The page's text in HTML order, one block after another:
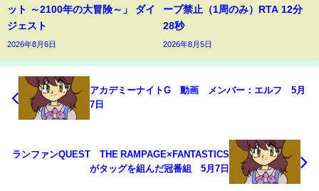
ット ～2100年の大冒険～」 ダイ
ジェスト
2026年8月6日
ープ禁止（1周のみ）RTA 12分
28秒
2026年8月5日
アカデミーナイトG 動画 メンバー：エルフ 5月
7日
ランファンQUEST THE RAMPAGE×FANTASTICS
がタッグを組んだ冠番組 5月7日